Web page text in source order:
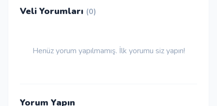
Veli Yorumları (0)
Henüz yorum yapılmamış. İlk yorumu siz yapın!
Yorum Yapın